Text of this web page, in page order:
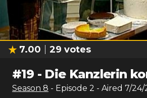
7.00 29 votes
#19 - Die Kanzlerin
Season 8 - Episode 2 - Aired 7/24/